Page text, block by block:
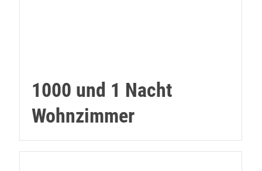
1000 und 1 Nacht
Wohnzimmer